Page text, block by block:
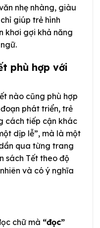
nhẹ nhàng, giàu
giúp trẻ hình
khơi gợi khả năng
phù hợp với
nào cũng phù hợp
phát triển, trẻ
cách tiếp cận khác
dịp lễ”, mà là một
qua từng trang
sách Tết theo độ
và có ý nghĩa
chữ mà “đọc”